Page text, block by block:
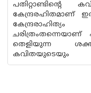
പതിറ്റാണ്ടിൻ്റെ
തെളിയുന്ന
കവിതയുടെയും